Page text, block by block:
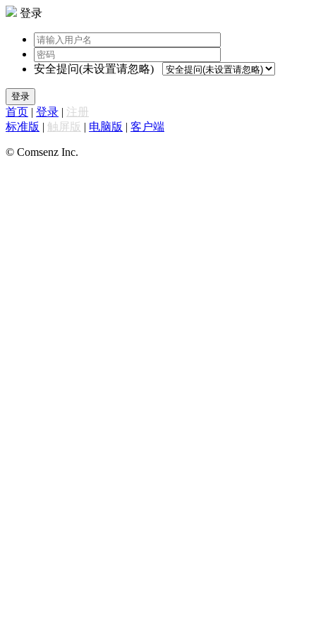
登录
安全提问(未设置请忽略)
登录
首页 | 登录 | 注册
标准版 | 触屏版 | 电脑版 | 客户端
© Comsenz Inc.